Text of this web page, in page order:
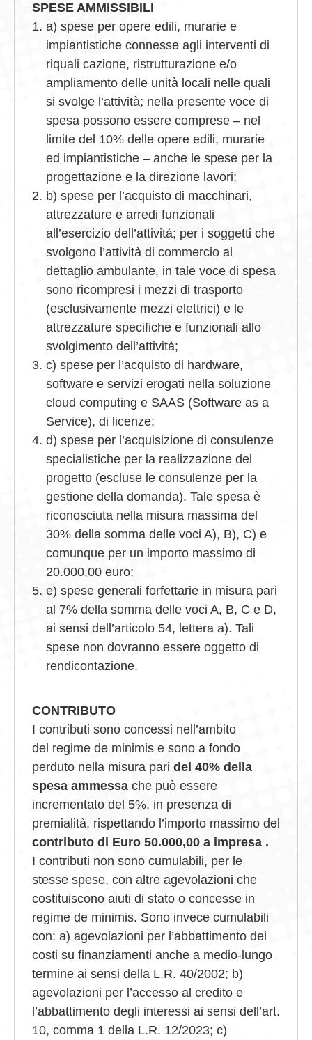
SPESE AMMISSIBILI
a) spese per opere edili, murarie e
impiantistiche connesse agli interventi di
riquali cazione, ristrutturazione e/o
ampliamento delle unità locali nelle quali
si svolge l’attività; nella presente voce di
spesa possono essere comprese – nel
limite del 10% delle opere edili, murarie
ed impiantistiche – anche le spese per la
progettazione e la direzione lavori;
b) spese per l’acquisto di macchinari,
attrezzature e arredi funzionali
all’esercizio dell’attività; per i soggetti che
svolgono l’attività di commercio al
dettaglio ambulante, in tale voce di spesa
sono ricompresi i mezzi di trasporto
(esclusivamente mezzi elettrici) e le
attrezzature specifiche e funzionali allo
svolgimento dell’attività;
c) spese per l’acquisto di hardware,
software e servizi erogati nella soluzione
cloud computing e SAAS (Software as a
Service), di licenze;
d) spese per l’acquisizione di consulenze
specialistiche per la realizzazione del
progetto (escluse le consulenze per la
gestione della domanda). Tale spesa è
riconosciuta nella misura massima del
30% della somma delle voci A), B), C) e
comunque per un importo massimo di
20.000,00 euro;
e) spese generali forfettarie in misura pari
al 7% della somma delle voci A, B, C e D,
ai sensi dell’articolo 54, lettera a). Tali
spese non dovranno essere oggetto di
rendicontazione.
CONTRIBUTO
I contributi sono concessi nell’ambito
del regime de minimis e sono a fondo
perduto nella misura pari del 40% della
spesa ammessa che può essere
incrementato del 5%, in presenza di
premialità, rispettando l’importo massimo del
contributo di Euro 50.000,00 a impresa .
I contributi non sono cumulabili, per le
stesse spese, con altre agevolazioni che
costituiscono aiuti di stato o concesse in
regime de minimis. Sono invece cumulabili
con: a) agevolazioni per l’abbattimento dei
costi su finanziamenti anche a medio-lungo
termine ai sensi della L.R. 40/2002; b)
agevolazioni per l’accesso al credito e
l’abbattimento degli interessi ai sensi dell’art.
10, comma 1 della L.R. 12/2023; c)